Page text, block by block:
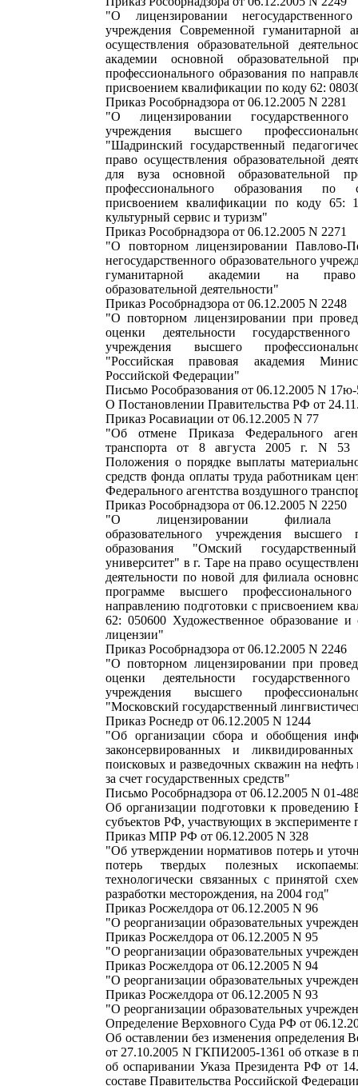
"О лицензировании негосударственного
учреждения Современной гуманитарной
осуществления образовательной
академии основной образовательной
профессионального образования по
присвоением квалификации по коду 62:
Приказ Рособрнадзора от 06.12.2005 N 2281
"О лицензировании государственного
учреждения высшего
"Шадринский государственный
право осуществления образовательной
для вуза основной образовательной
профессионального образования по
присвоением квалификации по коду 65:
культурный сервис и туризм"
Приказ Рособрнадзора от 06.12.2005 N 2271
"О повторном лицензировании Павлово-
негосударственного образовательного
гуманитарной академии на право
образовательной деятельности"
Приказ Рособрнадзора от 06.12.2005 N 2248
"О повторном лицензировании при
оценки деятельности государственного
учреждения высшего
"Российская правовая академия
Российской Федерации"
Письмо Рособразования от 06.12.2005 N
О Постановлении Правительства РФ от
Приказ Росавиации от 06.12.2005 N 77
"Об отмене Приказа Федерального
транспорта от 8 августа 2005 г. N 53
Положения о порядке выплаты
средств фонда оплаты труда работникам
Федерального агентства воздушного
Приказ Рособрнадзора от 06.12.2005 N 2250
"О лицензировании филиала
образовательного учреждения высшего
образования "Омский
университет" в г. Таре на право
деятельности по новой для филиала
программе высшего
направлению подготовки с присвоением
62: 050600 Художественное образование
лицензии"
Приказ Рособрнадзора от 06.12.2005 N 2246
"О повторном лицензировании при
оценки деятельности государственного
учреждения высшего
"Московский государственный
Приказ Роснедр от 06.12.2005 N 1244
"Об организации сбора и обобщения
законсервированных и ликвидированных
поисковых и разведочных скважин на нефть
за счет государственных средств"
Письмо Рособрнадзора от 06.12.2005 N 01-
Об организации подготовки к проведению
субъектов РФ, участвующих в
Приказ МПР РФ от 06.12.2005 N 328
"Об утверждении нормативов потерь и
потерь твердых полезных
технологически связанных с принятой
разработки месторождения, на 2004 год"
Приказ Росжелдора от 06.12.2005 N 96
"О реорганизации образовательных
Приказ Росжелдора от 06.12.2005 N 95
"О реорганизации образовательных
Приказ Росжелдора от 06.12.2005 N 94
"О реорганизации образовательных
Приказ Росжелдора от 06.12.2005 N 93
"О реорганизации образовательных
Определение Верховного Суда РФ от
Об оставлении без изменения определения
от 27.10.2005 N ГКПИ2005-1361 об отказе в
об оспаривании Указа Президента РФ от
составе Правительства Российской